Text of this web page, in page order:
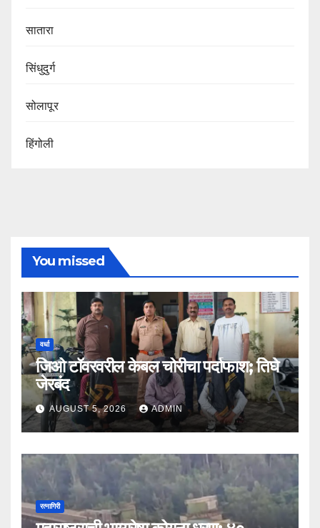
सातारा
सिंधुदुर्ग
सोलापूर
हिंगोली
You missed
वर्धा
जिओ टॉवरवरील केबल चोरीचा पर्दाफाश; तिघे
जेरबंद
AUGUST 5, 2026 ADMIN
रत्नागिरी